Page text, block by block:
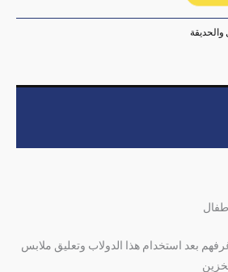
والحديقة
بعد استخدام هذا الدولاب وتعليق ملابس